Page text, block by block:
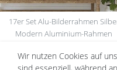
17er Set Alu-Bilderrahmen
Modern Aluminium-Rahmen
Wir nutzen Cookies auf
sind essenziell, während